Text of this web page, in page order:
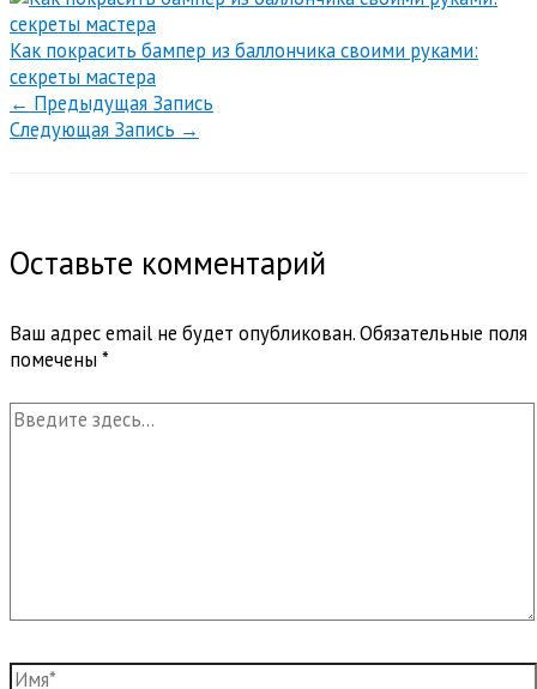
Как покрасить бампер из баллончика своими руками:
секреты мастера
← Предыдущая Запись
Следующая Запись →
Оставьте комментарий
Ваш адрес email не будет опубликован.Обязательные поля
помечены *
Введите
Имя*